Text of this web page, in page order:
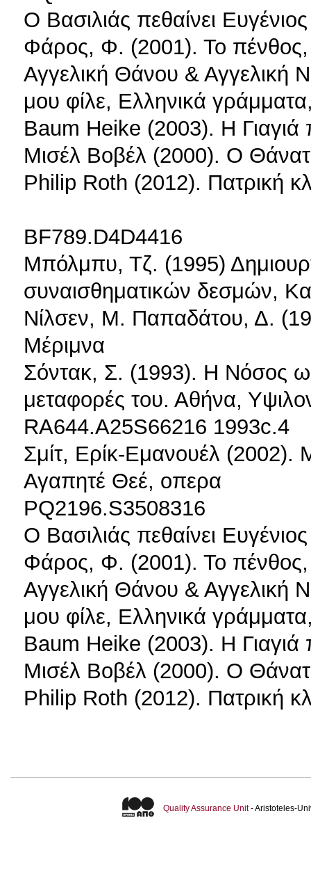
Ο Βασιλιάς πεθαίνει
Φάρος, Φ. (2001). Το πένθος,
Αγγελική Θάνου & Αγγελική
μου φίλε, Ελληνικά
Baum Heike (2003). Η
Μισέλ Βοβέλ (2000). O
Philip Roth (2012). Πατρική
BF789.D4D4416
Μπόλμπυ, Τζ. (1995)
συναισθηματικών δεσμών,
Νίλσεν, Μ. Παπαδάτου, Δ.
Μέριμνα
Σόντακ, Σ. (1993). Η Νόσος
μεταφορές του. Αθήνα,
RA644.A25S66216 1993c.4
Σμίτ, Ερίκ-Εμανουέλ (2002).
Αγαπητέ Θεέ, οπερα
PQ2196.S3508316
Ο Βασιλιάς πεθαίνει
Φάρος, Φ. (2001). Το πένθος,
Αγγελική Θάνου & Αγγελική
μου φίλε, Ελληνικά
Baum Heike (2003). Η
Μισέλ Βοβέλ (2000). O
Philip Roth (2012). Πατρική
Quality Assurance Unit- Aristoteles-